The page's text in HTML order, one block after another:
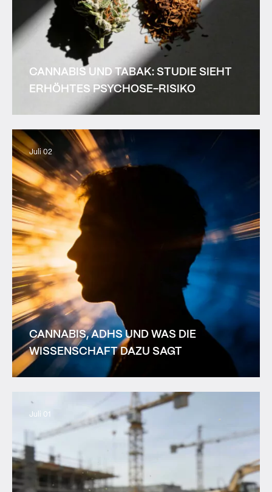
CANNABIS UND TABAK: STUDIE SIEHT
ERHÖHTES PSYCHOSE-RISIKO
CANNABIS, ADHS UND WAS DIE
WISSENSCHAFT DAZU SAGT
Juli 02
Juli 01